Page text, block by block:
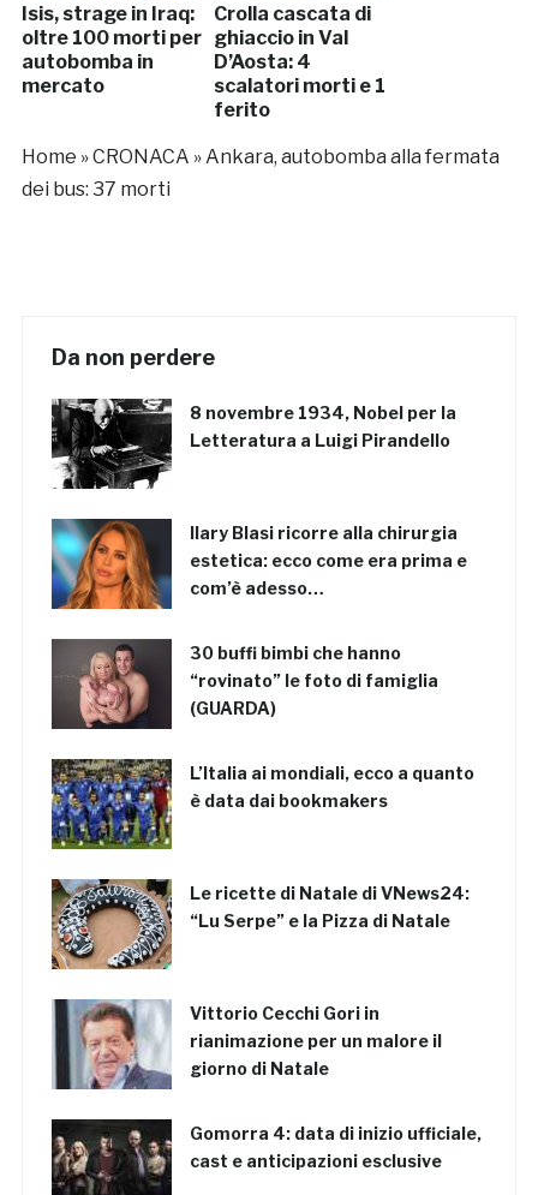
Isis, strage in Iraq:
oltre 100 morti per
autobomba in
mercato
Crolla cascata di
ghiaccio in Val
D’Aosta: 4
scalatori morti e 1
ferito
Home »CRONACA »Ankara, autobomba alla fermata
dei bus: 37 morti
Da non perdere
8 novembre 1934, Nobel per la
Letteratura a Luigi Pirandello
Ilary Blasi ricorre alla chirurgia
estetica: ecco come era prima e
com’è adesso…
30 buffi bimbi che hanno
“rovinato” le foto di famiglia
(GUARDA)
L’Italia ai mondiali, ecco a quanto
è data dai bookmakers
Le ricette di Natale di VNews24:
“Lu Serpe” e la Pizza di Natale
Vittorio Cecchi Gori in
rianimazione per un malore il
giorno di Natale
Gomorra 4: data di inizio ufficiale,
cast e anticipazioni esclusive